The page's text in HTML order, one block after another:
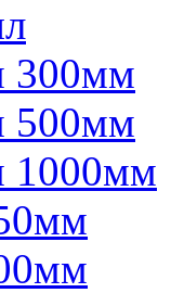
300мм
500мм
1000мм